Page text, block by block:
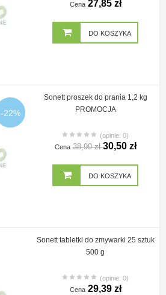
Cena 27,85 zł
DO KOSZYKA
-22%
Sonett proszek do prania 1,2 kg
PROMOCJA
(opinie: 0)
Cena 38,99 zł30,50 zł
DO KOSZYKA
Sonett tabletki do zmywarki 25 sztuk
500 g
(opinie: 0)
Cena 29,39 zł